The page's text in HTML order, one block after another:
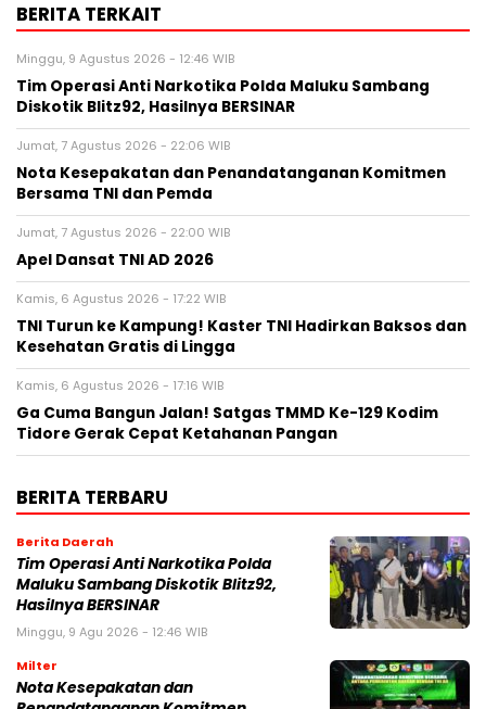
BERITA TERKAIT
Minggu, 9 Agustus 2026 - 12:46 WIB
Tim Operasi Anti Narkotika Polda Maluku Sambang
Diskotik Blitz92, Hasilnya BERSINAR
Jumat, 7 Agustus 2026 - 22:06 WIB
Nota Kesepakatan dan Penandatanganan Komitmen
Bersama TNI dan Pemda
Jumat, 7 Agustus 2026 - 22:00 WIB
Apel Dansat TNI AD 2026
Kamis, 6 Agustus 2026 - 17:22 WIB
TNI Turun ke Kampung! Kaster TNI Hadirkan Baksos dan
Kesehatan Gratis di Lingga
Kamis, 6 Agustus 2026 - 17:16 WIB
Ga Cuma Bangun Jalan! Satgas TMMD Ke-129 Kodim
Tidore Gerak Cepat Ketahanan Pangan
BERITA TERBARU
Berita Daerah
Tim Operasi Anti Narkotika Polda
Maluku Sambang Diskotik Blitz92,
Hasilnya BERSINAR
Minggu, 9 Agu 2026 - 12:46 WIB
Milter
Nota Kesepakatan dan